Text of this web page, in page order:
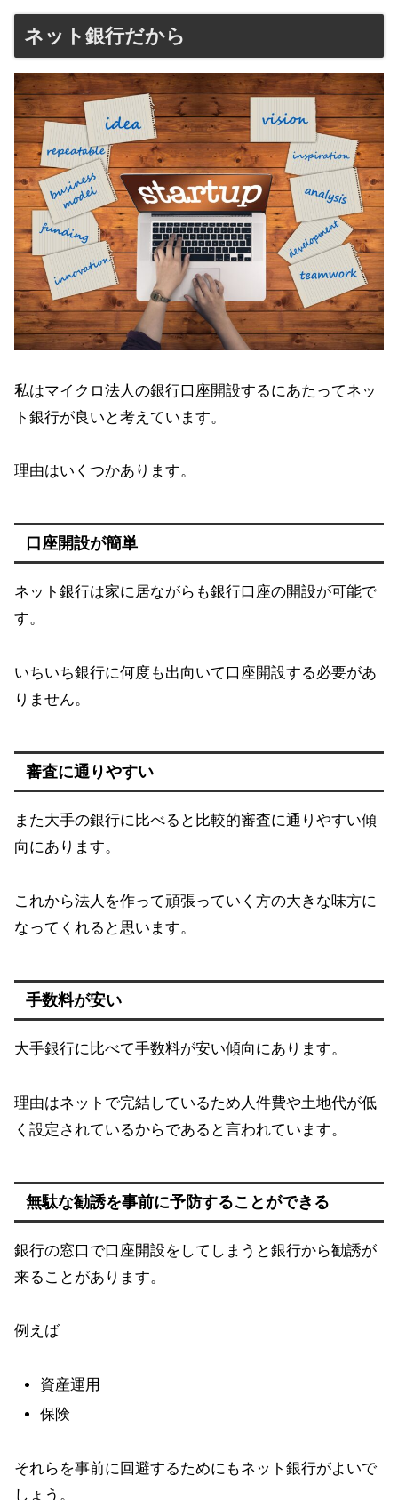
ネット銀行だから
私はマイクロ法人の銀行口座開設するにあたってネッ
ト銀行が良いと考えています。
理由はいくつかあります。
口座開設が簡単
ネット銀行は家に居ながらも銀行口座の開設が可能で
す。
いちいち銀行に何度も出向いて口座開設する必要があ
りません。
審査に通りやすい
また大手の銀行に比べると比較的審査に通りやすい傾
向にあります。
これから法人を作って頑張っていく方の大きな味方に
なってくれると思います。
手数料が安い
大手銀行に比べて手数料が安い傾向にあります。
理由はネットで完結しているため人件費や土地代が低
く設定されているからであると言われています。
無駄な勧誘を事前に予防することができる
銀行の窓口で口座開設をしてしまうと銀行から勧誘が
来ることがあります。
例えば
資産運用
保険
それらを事前に回避するためにもネット銀行がよいで
しょう。